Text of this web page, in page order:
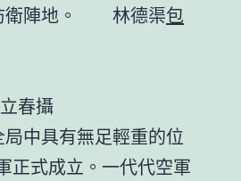
衛陣地。 林德渠包
春攝
中具有無足輕重的位
正式成立。一代代空軍